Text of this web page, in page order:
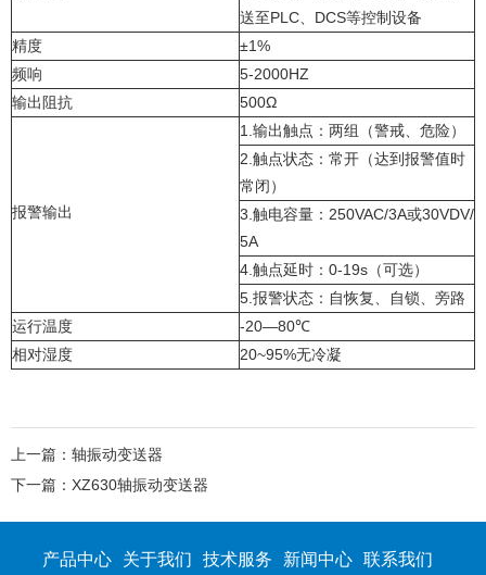
送至PLC、DCS等控制设备
精度
±1%
频响
5-2000HZ
输出阻抗
500Ω
报警输出
1.输出触点：两组（警戒、危险）
2.触点状态：常开（达到报警值时
常闭）
3.触电容量：250VAC/3A或30VDV/
5A
4.触点延时：0-19s（可选）
5.报警状态：自恢复、自锁、旁路
运行温度
-20—80℃
相对湿度
20~95%无冷凝
上一篇：轴振动变送器
下一篇：XZ630轴振动变送器
产品中心 关于我们 技术服务 新闻中心 联系我们